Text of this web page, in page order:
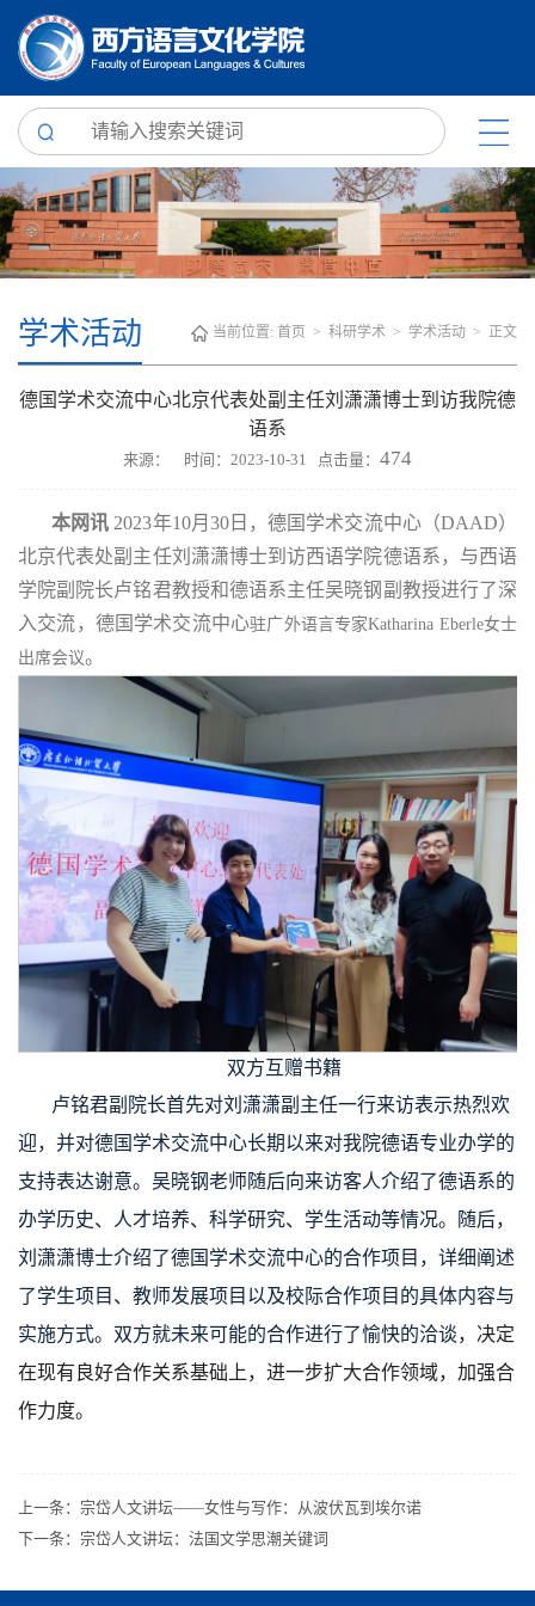
当前位置: 首页 > 科研学术 > 学术活动 > 正文
学术活动
德国学术交流中心北京代表处副主任刘潇潇博士到访我院德
语系
来源： 时间：2023-10-31 点击量： 474
本网讯 2023年10月30日，德国学术交流中心（DAAD）
北京代表处副主任刘潇潇博士到访西语学院德语系，与西语
学院副院长卢铭君教授和德语系主任吴晓钢副教授进行了深
入交流，德国学术交流中心驻广外语言专家Katharina Eberle女士
出席会议。
双方互赠书籍
卢铭君副院长首先对刘潇潇副主任一行来访表示热烈欢
迎，并对德国学术交流中心长期以来对我院德语专业办学的
支持表达谢意。吴晓钢老师随后向来访客人介绍了德语系的
办学历史、人才培养、科学研究、学生活动等情况。随后，
刘潇潇博士介绍了德国学术交流中心的合作项目，详细阐述
了学生项目、教师发展项目以及校际合作项目的具体内容与
实施方式。双方就未来可能的合作进行了愉快的洽谈， 决定
在现有良好合作关系基础上，进一步扩大合作领域，加强合
作力度。
上一条： 宗岱人文讲坛——女性与写作：从波伏瓦到埃尔诺
下一条： 宗岱人文讲坛：法国文学思潮关键词